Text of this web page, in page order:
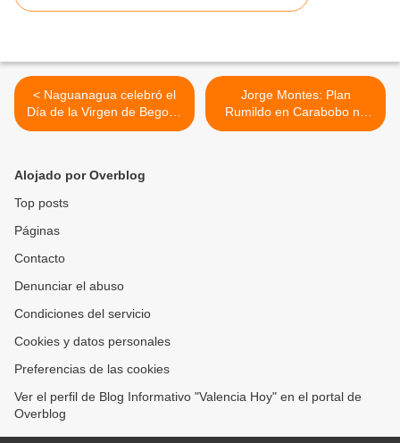
< Naguanagua celebró el
Día de la Virgen de Begoña
con actividades religiosas y
Jorge Montes: Plan
Rumildo en Carabobo no
fue más que otra mentira
Alojado por Overblog
Top posts
Páginas
Contacto
Denunciar el abuso
Condiciones del servicio
Cookies y datos personales
Preferencias de las cookies
Ver el perfil de Blog Informativo "Valencia Hoy" en el portal de
Overblog